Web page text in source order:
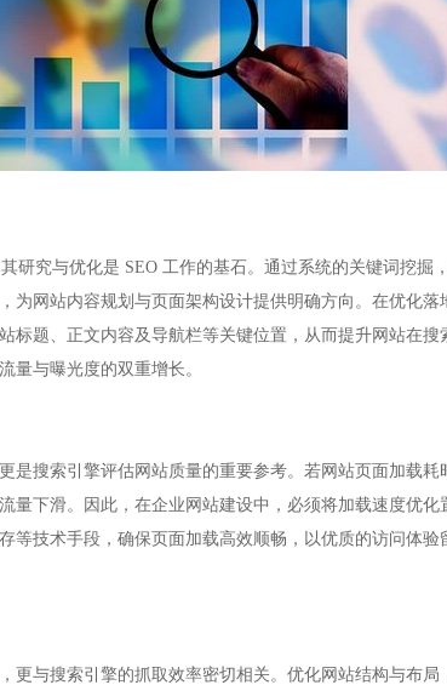
研究与优化是 SEO 工作的基石。通过系统的关键词挖掘
为网站内容规划与页面架构设计提供明确方向。在优化落
标题、正文内容及导航栏等关键位置，从而提升网站在搜
量与曝光度的双重增长。​
是搜索引擎评估网站质量的重要参考。若网站页面加载耗
量下滑。因此，在企业网站建设中，必须将加载速度优化
等技术手段，确保页面加载高效顺畅，以优质的访问体验
更与搜索引擎的抓取效率密切相关。优化网站结构与布局